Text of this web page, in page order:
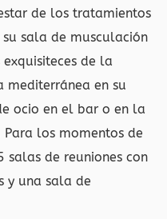
de los tratamientos
sala de musculación
de la
en su
ocio en el bar o en la
los momentos de
de reuniones con
y una sala de